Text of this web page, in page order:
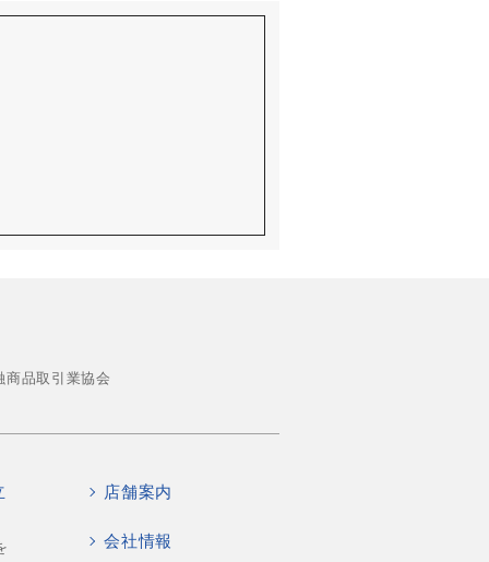
品取引業協会
店舗案内
会社情報